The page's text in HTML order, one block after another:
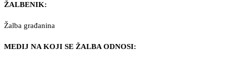
ŽALBENIK:
Žalba građanina
MEDIJ NA KOJI SE ŽALBA ODNOSI: